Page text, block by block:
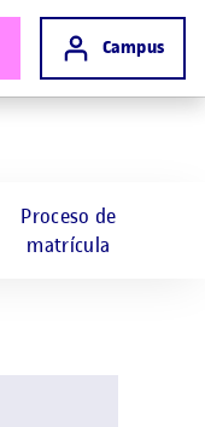
Acceso a
Campus
Proceso de
matrícula